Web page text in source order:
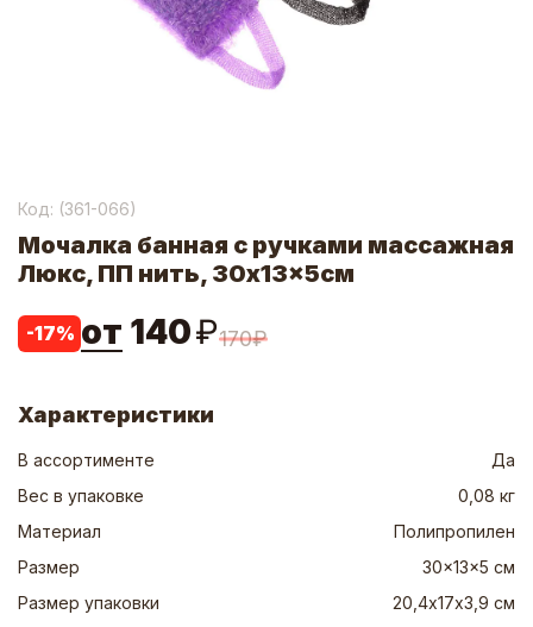
Код: (361-066)
Мочалка банная с ручками массажная
Люкс, ПП нить, 30x13x5см
-17% от 140₽170₽
Характеристики
В ассортименте
Да
Вес в упаковке
0,08 кг
Материал
Полипропилен
Размер
30x13x5 см
Размер упаковки
20,4х17х3,9 см